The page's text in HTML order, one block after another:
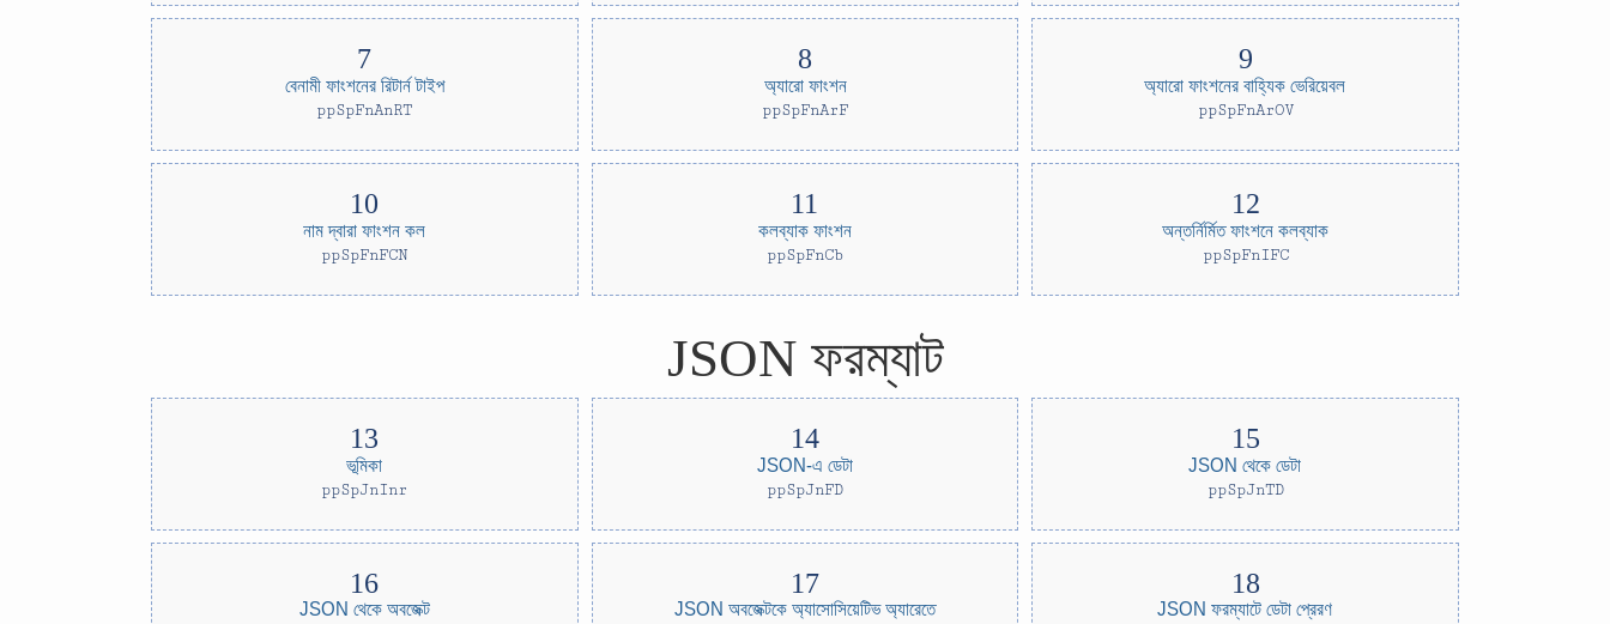
বেনামী ফাংশনের রিটার্ন টাইপ
ppSpFnAnRT
অ্যারো ফাংশন
ppSpFnArF
অ্যারো ফাংশনের বাহ্যিক ভেরিয়েবল
ppSpFnArOV
নাম দ্বারা ফাংশন কল
ppSpFnFCN
কলব্যাক ফাংশন
ppSpFnCb
অন্তর্নির্মিত ফাংশনে কলব্যাক
ppSpFnIFC
JSON ফরম্যাট
ভূমিকা
ppSpJnInr
JSON-এ ডেটা
ppSpJnFD
JSON থেকে ডেটা
ppSpJnTD
JSON থেকে অবজেক্ট JSON অবজেক্টকে অ্যাসোসিয়েটিভ অ্যারেতে JSON ফরম্যাটে ডেটা প্রেরণ